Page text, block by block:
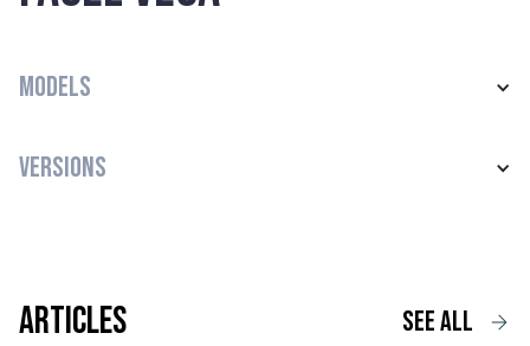
Models
Versions
Articles See all